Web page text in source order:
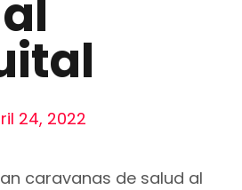
24, 2022
caravanas de salud al